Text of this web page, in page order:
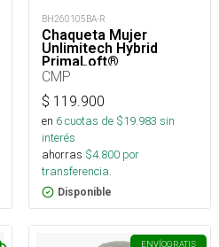
BH260105BA-R
Chaqueta Mujer
Unlimitech Hybrid
PrimaLoft®
CMP
$ 119.900
en 6cuotas de $19.983 sin
interés
ahorras $4.800 por
transferencia.
Disponible
ENVÍOGRATIS